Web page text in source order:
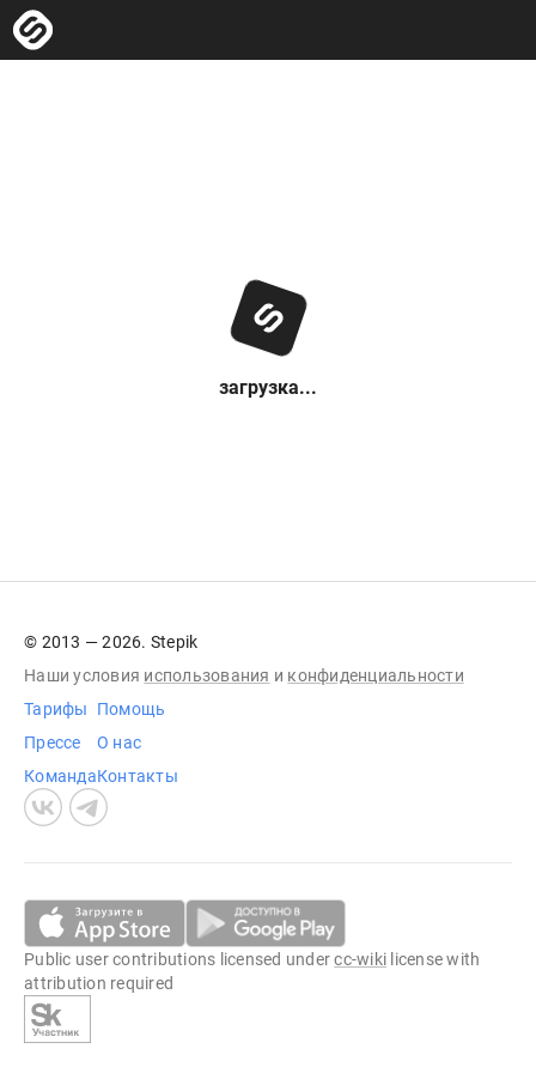
загрузка...
© 2013 — 2026. Stepik
Наши условия использования и конфиденциальности
Тарифы
Прессе
Команда
Помощь
О нас
Контакты
Public user contributions licensed undercc-wiki license with
attribution required